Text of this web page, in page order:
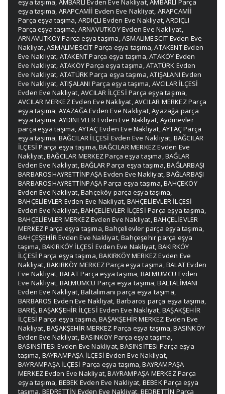
eşya taşıma, AMBARLI Evden Eve Nakliyat,AMBARLI Parça
eşya taşıma, ARAPCAMİİ Evden Eve Nakliyat, ARAPCAMİİ
Parça eşya taşıma, ARDIÇLI Evden Eve Nakliyat,ARDIÇLI
Parça eşya taşıma, ARNAVUTKÖY Evden Eve Nakliyat,
ARNAVUTKÖY Parça eşya taşıma,ASMALIMESCİT Evden Eve
Nakliyat,ASMALIMESCİT Parça eşya taşıma,ATAKENT Evden
Eve Nakliyat, ATAKENT Parça eşya taşıma,ATAKÖY Evden
Eve Nakliyat, ATAKÖY Parça eşya taşıma,ATATÜRK Evden
Eve Nakliyat, ATATÜRK Parça eşya taşıma,ATIŞALANI Evden
Eve Nakliyat, ATIŞALANI Parça eşya taşıma, AVCILAR İLÇESİ
Evden Eve Nakliyat,AVCILAR İLÇESİ Parça eşya taşıma,
AVCILAR MERKEZ Evden Eve Nakliyat,AVCILAR MERKEZ Parça
eşya taşıma, AYAZAĞA Evden Eve Nakliyat,Ayazağa parça
eşya taşıma, AYDINEVLER Evden Eve Nakliyat, Aydınevler
parça eşya taşıma, AYTAÇ Evden Eve Nakliyat,AYTAÇ Parça
eşya taşıma, BAĞCILAR İLÇESİ Evden Eve Nakliyat, BAĞCILAR
İLÇESİ Parça eşya taşıma,BAĞCILAR MERKEZ Evden Eve
Nakliyat,BAĞCILAR MERKEZ Parça eşya taşıma,BAĞLAR
Evden Eve Nakliyat,BAĞLAR Parça eşya taşıma,BAĞLARBAŞI
BARBAROSHAYRETTİNPAŞA Evden Eve Nakliyat,BAĞLARBAŞI
BARBAROSHAYRETTİNPAŞA Parça eşya taşıma,BAHÇEKÖY
Evden Eve Nakliyat,Bahçeköy parça eşya taşıma,
BAHÇELİEVLER Evden Eve Nakliyat, BAHÇELİEVLER İLÇESİ
Evden Eve Nakliyat,BAHÇELİEVLER İLÇESİ Parça eşya taşıma,
BAHÇELİEVLER MERKEZ Evden Eve Nakliyat,BAHÇELİEVLER
MERKEZ Parça eşya taşıma,Bahçelievler parça eşya taşıma,
BAHÇEŞEHİR Evden Eve Nakliyat,Bahçeşehir parça eşya
taşıma, BAKIRKÖY İLÇESİ Evden Eve Nakliyat, BAKIRKÖY
İLÇESİ Parça eşya taşıma,BAKIRKÖY MERKEZ Evden Eve
Nakliyat,BAKIRKÖY MERKEZ Parça eşya taşıma,BALAT Evden
Eve Nakliyat, BALAT Parça eşya taşıma, BALMUMCU Evden
Eve Nakliyat, BALMUMCU Parça eşya taşıma,BALTALİMANI
Evden Eve Nakliyat,Baltalimanı parça eşya taşıma,
BARBAROS Evden Eve Nakliyat, Barbaros parça eşya taşıma,
BARIŞ,BAŞAKŞEHİR İLÇESİ Evden Eve Nakliyat,BAŞAKŞEHİR
İLÇESİ Parça eşya taşıma,BAŞAKŞEHİR MERKEZ Evden Eve
Nakliyat,BAŞAKŞEHİR MERKEZ Parça eşya taşıma,BASINKÖY
Evden Eve Nakliyat,BASINKÖY Parça eşya taşıma,
BASINSİTESi Evden Eve Nakliyat,BASINSİTESi Parça eşya
taşıma, BAYRAMPAŞA İLÇESİ Evden Eve Nakliyat,
BAYRAMPAŞA İLÇESİ Parça eşya taşıma,BAYRAMPAŞA
MERKEZ Evden Eve Nakliyat,BAYRAMPAŞA MERKEZ Parça
eşya taşıma, BEBEK Evden Eve Nakliyat, BEBEK Parça eşya
taşıma, BEDRETTİN Evden Eve Nakliyat, BEDRETTİN Parça